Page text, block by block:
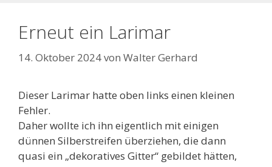
Erneut ein Larimar
14. Oktober 2024von Walter Gerhard
Dieser Larimar hatte oben links einen kleinen
Fehler.
Daher wollte ich ihn eigentlich mit einigen
dünnen Silberstreifen überziehen, die dann
quasi ein „dekoratives Gitter“ gebildet hätten,